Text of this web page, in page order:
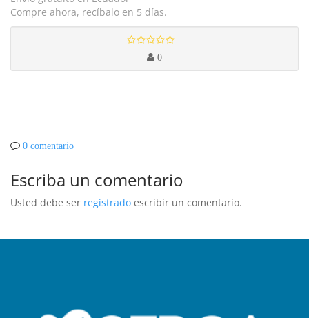
Compre ahora, recíbalo en 5 días.
0
0 comentario
Escriba un comentario
Usted debe ser registrado escribir un comentario.